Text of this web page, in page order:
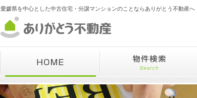
愛媛県を中心とした中古住宅・分譲マンションのことならありがとう不動産へ